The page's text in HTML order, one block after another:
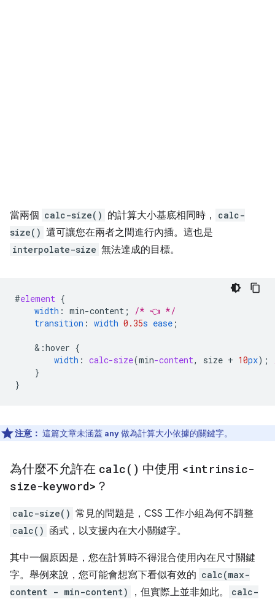
當兩個 calc-size() 的計算大小基底相同時，
calc-
size() 還可讓您在兩者之間進行內插。這也是
interpolate-size 無法達成的目標。
#element {
width : min-content ;
/* 👈 */
transition : width 0.35s ease ;
& :hover {
width : calc-size(min-content, size + 10px);
}
}
注意： 這篇文章未涵蓋 any做為計算大小依據的關鍵字。
為什麼不允許在 calc( ) 中使用 <intrinsic-
size-keyword> ？
calc-size() 常見的問題是，CSS 工作小組為何不調整
calc() 函式，以支援內在大小關鍵字。
其中一個原因是，您在計算時不得混合使用內在尺寸關鍵
字。舉例來說，您可能會想寫下看似有效的 calc(max-
content - min-content)
，但實際上並非如此。
calc-